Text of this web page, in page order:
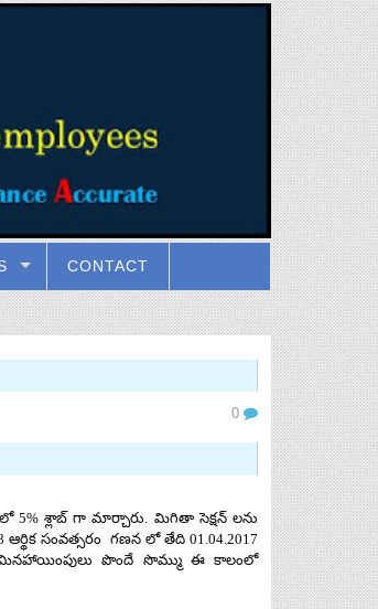
CONTACT
0
5% శ్లాబ్ గా మార్చారు. మిగితా సెక్షన్ లను
సంవత్సరం గణన లో తేది 01.04.2017
మినహాయింపులు పొందే సొమ్ము ఈ కాలంలో